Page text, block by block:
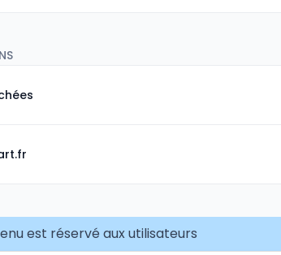
est réservé aux utilisateurs